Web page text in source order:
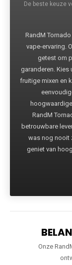
De beste keuze
RandM
vape-ervaring.
getest om
garanderen.
fruitige mixen en
RandM
betrouwbare
was nog nooit
geniet van
Onze